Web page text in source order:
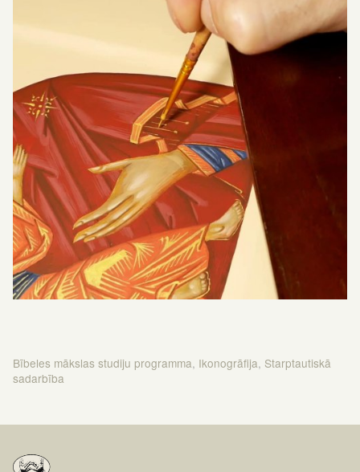
Bībeles mākslas studiju programma, Ikonogrāfija, Starptautiskā
sadarbība